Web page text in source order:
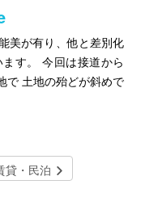
美が有り、他と差別化
す。 今回は接道から
で 土地の殆どが斜めで
貸・民泊